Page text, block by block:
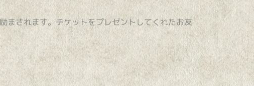
まされます。チケットをプレゼントしてくれたお友